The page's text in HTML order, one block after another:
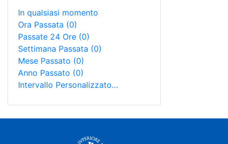
In qualsiasi momento
Ora Passata (0)
Passate 24 Ore (0)
Settimana Passata (0)
Mese Passato (0)
Anno Passato (0)
Intervallo Personalizzato…